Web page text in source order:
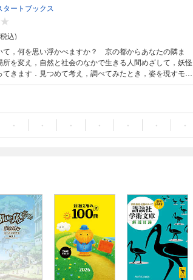
ートブックス
込)
て，何を思い浮かべますか？ 京の都からあなたの隣ま
所を変え，自然と社会のなかで生きる人間めざして，妖怪
てきます．見つめて考え，調べてみたとき，姿を現すモノ
う？ 古い資料や絵から現代のアニメまで解き明かす，あ
とに適しています．また，文字だけを拡大すること，文字
，検索，辞書の参照，引用などの機能は使用できません．
・ ・ ・ ・ ・ ・ ・